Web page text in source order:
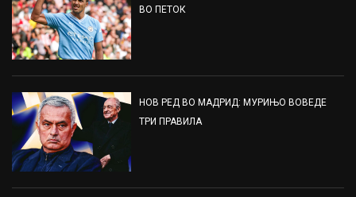
ВО ПЕТОК
НОВ РЕД ВО МАДРИД: МУРИЊО ВОВЕДЕ
ТРИ ПРАВИЛА